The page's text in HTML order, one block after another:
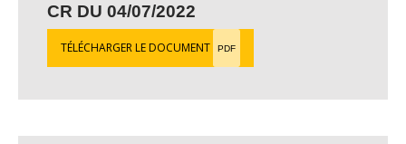
CR DU 04/07/2022
TÉLÉCHARGER LE DOCUMENT PDF